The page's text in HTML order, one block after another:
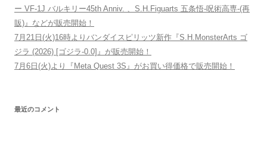
ー VF-1J バルキリー45th Anniv. 、S.H.Figuarts 五条悟-呪術高専-(再
販)』などが販売開始！
7月21日(火)16時よりバンダイスピリッツ新作『S.H.MonsterArts ゴ
ジラ (2026) [ゴジラ-0.0]』が販売開始！
7月6日(火)より『Meta Quest 3S』がお買い得価格で販売開始！
最近のコメント